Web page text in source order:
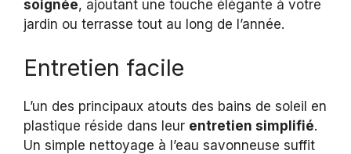
soignée, ajoutant une touche élégante à votre
jardin ou terrasse tout au long de l’année.
Entretien facile
L’un des principaux atouts des bains de soleil en
plastique réside dans leur entretien simplifié.
Un simple nettoyage à l’eau savonneuse suffit